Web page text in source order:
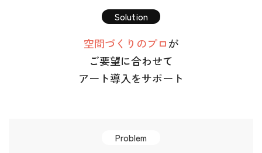
Solution
空間づくりのプロが
ご要望に合わせて
アート導入をサポート
Problem